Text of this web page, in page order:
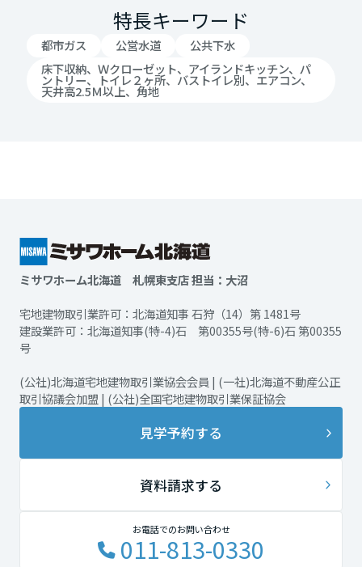
特長キーワード
都市ガス 公営水道
公共下水
床下収納、Ｗクローゼット、アイランドキッチン、パ
ントリー、トイレ２ヶ所、バストイレ別、エアコン、
天井高2.5Ｍ以上、角地
ミサワホーム北海道 札幌東支店 担当：大沼
宅地建物取引業許可：北海道知事 石狩（14）第 1481号
建設業許可：北海道知事(特-4)石 第00355号(特-6)石 第00355
号
(公社)北海道宅地建物取引業協会会員 | (一社)北海道不動産公正
取引協議会加盟 | (公社)全国宅地建物取引業保証協会
見学予約する
資料請求する
お電話でのお問い合わせ
011-813-0330